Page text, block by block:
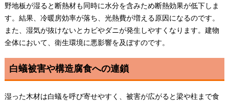
野地板が湿ると断熱材も同時に水分を含みため断熱効果が低下しま
す。結果、冷暖房効率が落ち、光熱費が増える原因になるのです。
また、湿気が抜けないとカビやダニが発生しやすくなります。建物
全体において、衛生環境に悪影響を及ぼすのです。
白蟻被害や構造腐食への連鎖
湿った木材は白蟻を呼び寄せやすく、被害が広がると梁や柱まで食